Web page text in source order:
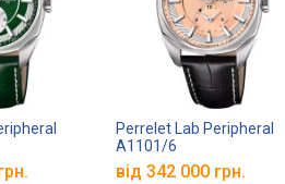
Perrelet Lab Peripheral
A1101/6
від 342 000 грн.